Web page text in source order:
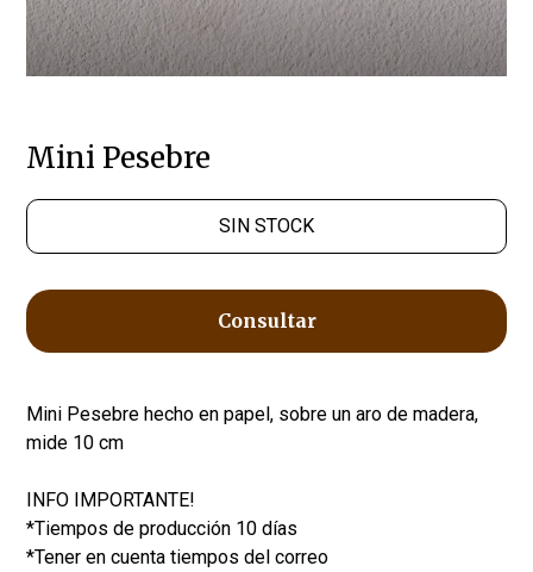
Mini Pesebre
SIN STOCK
Consultar
Mini Pesebre hecho en papel, sobre un aro de madera,
mide 10 cm
INFO IMPORTANTE!
*Tiempos de producción 10 días
*Tener en cuenta tiempos del correo